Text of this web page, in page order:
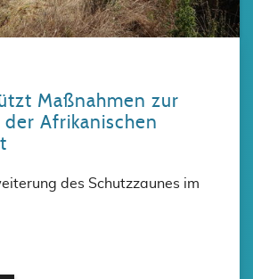
Maßnahmen zur
der Afrikanischen
des Schutzzaunes im